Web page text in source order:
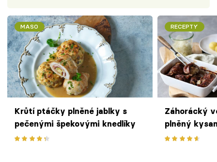
MASO
Krůtí ptáčky plněné jablky s
pečenými špekovými knedlíky
RECEPTY
Záhorácký
plněný